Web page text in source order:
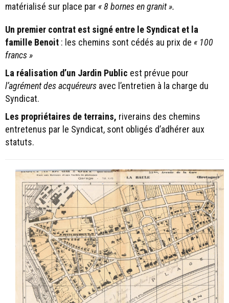
matérialisé sur place par « 8 bornes en granit ».
Un premier contrat est signé entre le Syndicat et la
famille Benoit : les chemins sont cédés au prix de « 100
francs »
La réalisation d’un Jardin Public est prévue pour
l’agrément des acquéreurs avec l’entretien à la charge du
Syndicat.
Les propriétaires de terrains, riverains des chemins
entretenus par le Syndicat, sont obligés d’adhérer aux
statuts.